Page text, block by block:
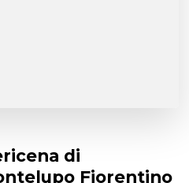
di
Fiorentino